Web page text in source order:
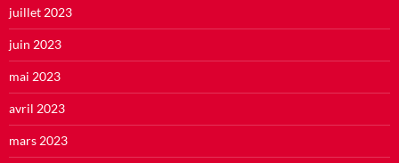
juillet 2023
juin 2023
mai 2023
avril 2023
mars 2023